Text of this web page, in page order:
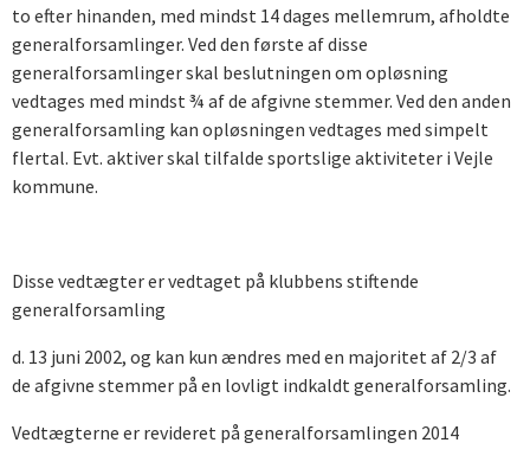
to efter hinanden, med mindst 14 dages mellemrum, afholdte
generalforsamlinger. Ved den første af disse
generalforsamlinger skal beslutningen om opløsning
vedtages med mindst ¾ af de afgivne stemmer. Ved den anden
generalforsamling kan opløsningen vedtages med simpelt
flertal. Evt. aktiver skal tilfalde sportslige aktiviteter i Vejle
kommune.
Disse vedtægter er vedtaget på klubbens stiftende
generalforsamling
d. 13 juni 2002, og kan kun ændres med en majoritet af 2/3 af
de afgivne stemmer på en lovligt indkaldt generalforsamling.
Vedtægterne er revideret på generalforsamlingen 2014